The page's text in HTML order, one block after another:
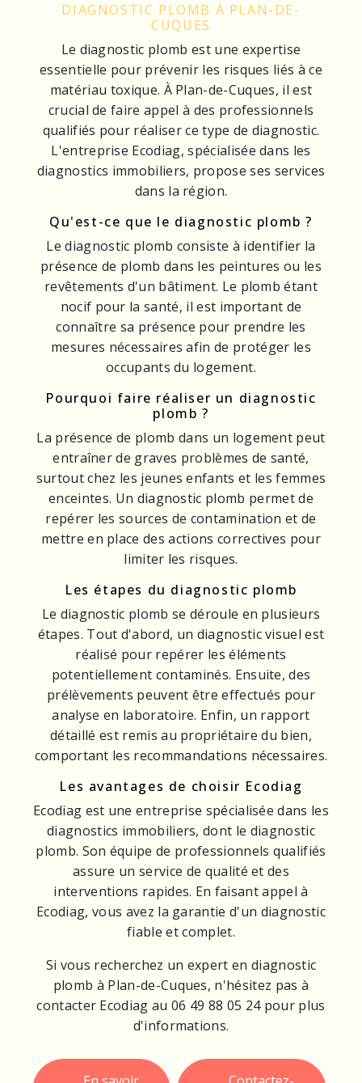
DIAGNOSTIC PLOMB À PLAN-DE-
CUQUES
Le diagnostic plomb est une expertise
essentielle pour prévenir les risques liés à ce
matériau toxique. À Plan-de-Cuques, il est
crucial de faire appel à des professionnels
qualifiés pour réaliser ce type de diagnostic.
L'entreprise Ecodiag, spécialisée dans les
diagnostics immobiliers, propose ses services
dans la région.
Qu'est-ce que le diagnostic plomb ?
Le diagnostic plomb consiste à identifier la
présence de plomb dans les peintures ou les
revêtements d'un bâtiment. Le plomb étant
nocif pour la santé, il est important de
connaître sa présence pour prendre les
mesures nécessaires afin de protéger les
occupants du logement.
Pourquoi faire réaliser un diagnostic
plomb ?
La présence de plomb dans un logement peut
entraîner de graves problèmes de santé,
surtout chez les jeunes enfants et les femmes
enceintes. Un diagnostic plomb permet de
repérer les sources de contamination et de
mettre en place des actions correctives pour
limiter les risques.
Les étapes du diagnostic plomb
Le diagnostic plomb se déroule en plusieurs
étapes. Tout d'abord, un diagnostic visuel est
réalisé pour repérer les éléments
potentiellement contaminés. Ensuite, des
prélèvements peuvent être effectués pour
analyse en laboratoire. Enfin, un rapport
détaillé est remis au propriétaire du bien,
comportant les recommandations nécessaires.
Les avantages de choisir Ecodiag
Ecodiag est une entreprise spécialisée dans les
diagnostics immobiliers, dont le diagnostic
plomb. Son équipe de professionnels qualifiés
assure un service de qualité et des
interventions rapides. En faisant appel à
Ecodiag, vous avez la garantie d'un diagnostic
fiable et complet.
Si vous recherchez un expert en diagnostic
plomb à Plan-de-Cuques, n'hésitez pas à
contacter Ecodiag au 06 49 88 05 24 pour plus
d'informations.